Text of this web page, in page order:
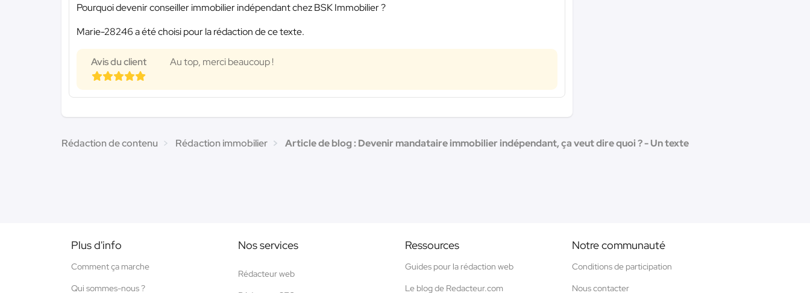
Pourquoi devenir conseiller immobilier indépendant chez BSK Immobilier ?
Marie-28246 a été choisi pour la rédaction de ce texte.
Avis du client Au top, merci beaucoup !
Rédaction de contenu Rédaction immobilier Article de blog : Devenir mandataire immobilier indépendant, ça veut dire quoi ? - Un texte
Plus d'info
Comment ça marche
Qui sommes-nous ?
Nos services
Rédacteur web
Ressources
Guides pour la rédaction web
Le blog de Redacteur.com
Notre communauté
Conditions de participation
Nous contacter